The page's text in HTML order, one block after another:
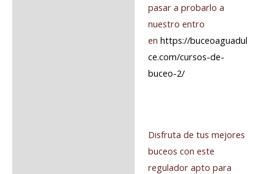
pasar a probarlo a
nuestro entro
en https://buceoaguadul
ce.com/cursos-de-
buceo-2/
Disfruta de tus mejores
buceos con este
regulador apto para